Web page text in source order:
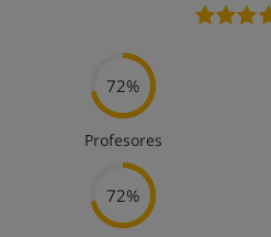
72%
Profesores
72%